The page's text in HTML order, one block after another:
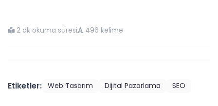
2 dk okuma süresi 496 kelime
Etiketler: Web Tasarım Dijital Pazarlama SEO